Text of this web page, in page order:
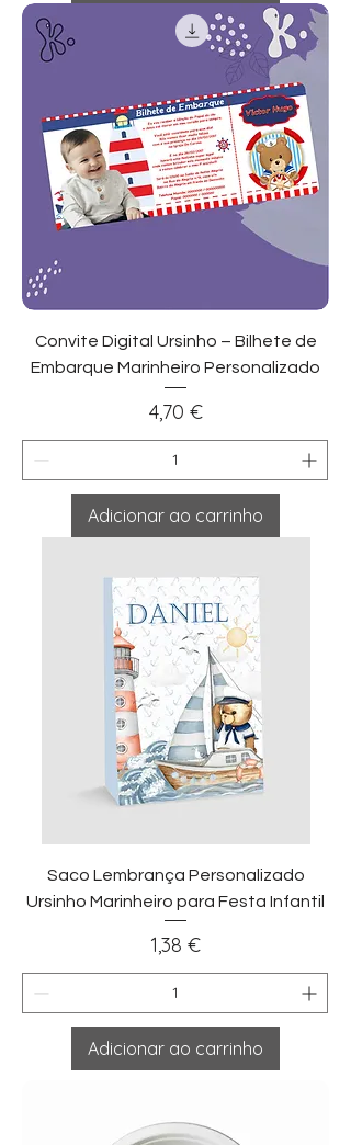
Convite Digital Ursinho – Bilhete de
Embarque Marinheiro Personalizado
Preço
4,70 €
Adicionar ao carrinho
Saco Lembrança Personalizado
Ursinho Marinheiro para Festa Infantil
Preço
1,38 €
Adicionar ao carrinho